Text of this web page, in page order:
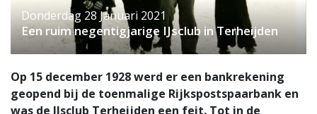
Donderdag 28 Januari 2021
Een ruim negentigjarige IJsclub in Terheijden
Op 15 december 1928 werd er een bankrekening
geopend bij de toenmalige Rijkspostspaarbank en
was de IJsclub Terheijden een feit. Tot in de